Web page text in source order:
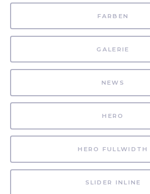
FARBEN
GALERIE
NEWS
HERO
HERO FULLWIDTH
SLIDER INLINE